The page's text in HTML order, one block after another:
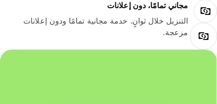
مجاني تمامًا، دون إعلانات
التنزيل خلال ثوانٍ. خدمة مجانية تمامًا ودون إعلانات
مزعجة.